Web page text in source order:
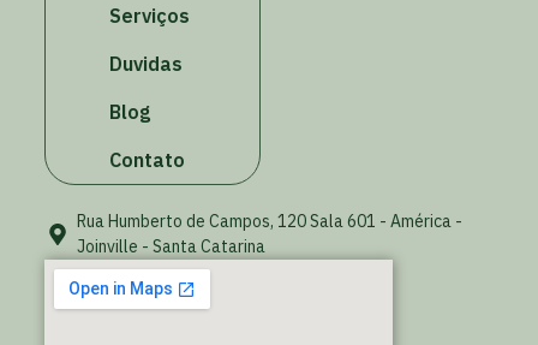
Serviços
Duvidas
Blog
Contato
Rua Humberto de Campos, 120 Sala 601 - América -
Joinville - Santa Catarina